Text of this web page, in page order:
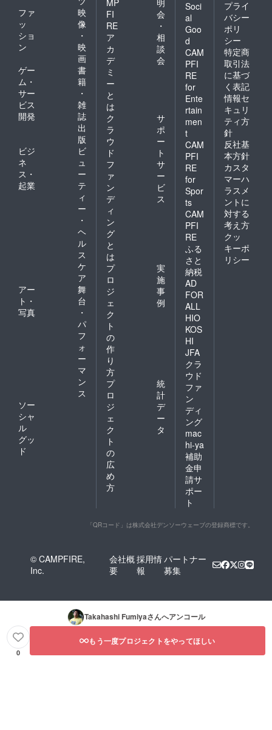
Harapannya warga
Indonesia yang tinggal di
Sendai dan Tohoku bisa
saling bertukar budaya dan
terus bekerja sama. Acara
(Direncanakan) Stand
makanan dan minuman
Indonesia, stand makanan
dan minuman Jepang yang
ramah Muslim,
penggalangan dana,
pertunjukan tari tradisional
Indonesia, pertunjukan
musik. Jumlah Booth: 15-20
Tanggal: 24 November 2018
(Sab) 10: 00-16: 00 (Buka
jam 9:00) Lokasi: Rakuten
Seimei Park, stand makanan
dan minuman di Smile Glico
Park Masuk: GRATIS
Penyelenggara: Komite
Organisasi Festival
Indonesia (dengan anggota
sukarelawan) Sponsor:
Rakuten Eagles, ariTV,
nandary candary, Minato
Suisan, Miyagi Food
Support Group, Persatuan
Pelajar Indonesia di Sendai,
Tohoku University Muslim
Cultural Association,
Pendanaan akan digunakan
untuk Rebus Imoni ・
Pengadaan hadiah donasi
&amp; pengiriman ・Muatan
platform Jadwal Proyek
Indonesians and Japanese
people who have both
experienced a large-scale
earthquake and tsunami
disaster. Events (Planned)
Indonesian food and drink
booths, Muslim-friendly
Japanese food and drink
booths, charity auction,
Indonesian traditional dance
performances, outdoor
musical performances
Number of Booths: 15-20
Date: November 24th 2018
(Sat) 10:00-16:00 (venue
opens at 9:00) Location:
Rakuten Seimei Park, food
and drink booths in Smile
Glico Park Entrance: FREE
Organizer: Indonesia
Festival Organization
Committee (with volunteer
members) Sponsors:
Rakuten Eagles, ariTV,
nandary candary, Minato
Suisan, Miyagi Food
Support Group, Indonesian
Student Association in
Sendai, Tohoku University
WATASI JAPAN Funding will
ingredients for Imoni Stew
Procuring donation rewards
charge Project Schedule
(2018) Nov. 7-23 Project
start, sponsor recruiting,
Imoni recipe creation Nov.
ファ
ッ
ショ
ン
映
像
・
映
画
ゲー
ム・
サー
ビス
開発
書
籍
・
雑
誌
出
版
ビジ
ネ
ス・
起業
ビ
ュ
ー
テ
ィ
ー
・
ヘ
ル
ス
ケ
ア
アー
ト・
写真
舞
台
・
パ
フ
ォ
ー
マ
ン
ス
ソー
シャ
ル
グッ
ド
FI
RE
ア
カ
デ
ミ
ー
と
は
会
・
相
談
会
ク
ラ
ウ
ド
フ
ァ
ン
デ
ィ
ン
グ
と
は
サ
ポ
ー
ト
サ
ー
ビ
ス
プ
ロ
ジ
ェ
ク
ト
の
作
り
方
実
施
事
例
プ
ロ
ジ
ェ
ク
ト
の
広
め
方
統
計
デ
ー
タ
Soci
al
Goo
d
CAM
PFI
RE
for
Ente
rtain
men
t
CAM
PFI
RE
for
Spor
ts
CAM
PFI
RE
ふる
さと
納税
AD
FOR
ALL
HIO
KOS
HI
JFA
クラ
ウド
ファ
ン
ディ
ング
mac
hi-ya
補助
金申
請サ
ポー
ト
プライ
バシー
ポリ
シー
特定商
取引法
に基づ
く表記
情報セ
キュリ
ティ方
針
反社基
本方針
カスタ
マーハ
ラスメ
ントに
対する
考え方
クッ
キーポ
リシー
「QRコード」は株式会社デンソーウェーブの登録商標です。
© CAMPFIRE,
Inc.
会社概
要
採用情
報
パートナー
募集
Takahashi Fumiyaさんへアンコール
0
もう一度プロジェクトをやってほしい